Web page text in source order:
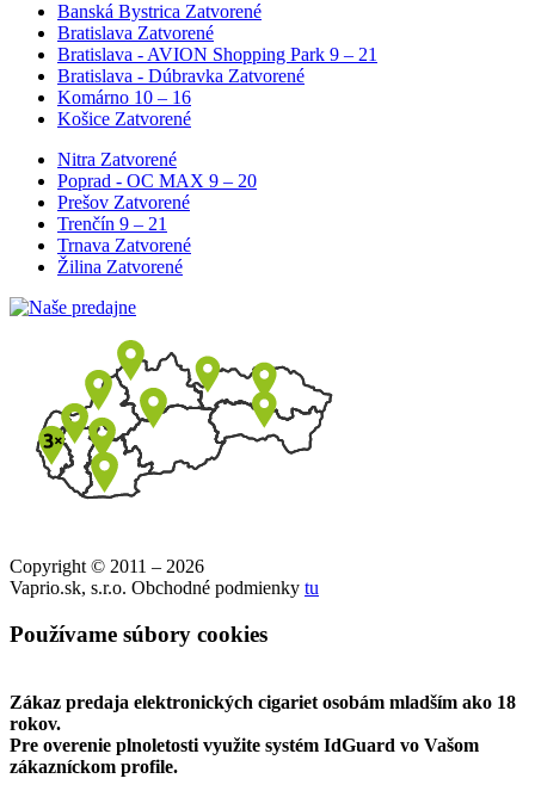
Banská Bystrica Zatvorené
Bratislava Zatvorené
Bratislava - AVION Shopping Park 9 – 21
Bratislava - Dúbravka Zatvorené
Komárno 10 – 16
Košice Zatvorené
Nitra Zatvorené
Poprad - OC MAX 9 – 20
Prešov Zatvorené
Trenčín 9 – 21
Trnava Zatvorené
Žilina Zatvorené
Copyright © 2011 – 2026
Vaprio.sk, s.r.o. Obchodné podmienky tu
Používame súbory cookies
Zákaz predaja elektronických cigariet osobám mladším ako 18
rokov.
Pre overenie plnoletosti využite systém IdGuard vo Vašom
zákazníckom profile.